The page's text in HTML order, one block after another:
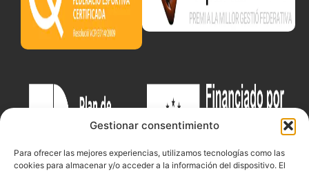
Gestionar consentimiento
Para ofrecer las mejores experiencias, utilizamos tecnologías como las
cookies para almacenar y/o acceder a la información del dispositivo. El